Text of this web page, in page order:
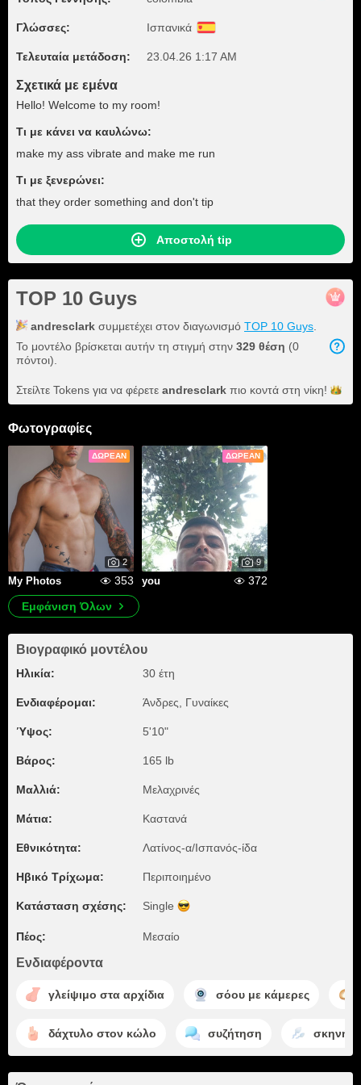
Γλώσσες: Ισπανικά
Τελευταία μετάδοση: 23.04.26 1:17 AM
Σχετικά με εμένα
Hello! Welcome to my room!
Τι με κάνει να καυλώνω:
make my ass vibrate and make me run
Τι με ξενερώνει:
that they order something and don't tip
Αποστολή tip
TOP 10 Guys
andresclark συμμετέχει στον διαγωνισμό TOP 10 Guys
Το μοντέλο βρίσκεται αυτήν τη στιγμή στην 329 θέση (0
πόντοι).
Στείλτε Tokens για να φέρετε andresclark πιο κοντά στη νίκη!
Φωτογραφίες
ΔΩΡΕΆΝ
2
My Photos 353
ΔΩΡΕΆΝ
9
you
372
Εμφάνιση Όλων
Βιογραφικό μοντέλου
Ηλικία: 30 έτη
Ενδιαφέρομαι: Άνδρες, Γυναίκες
Ύψος: 5'10"
Βάρος: 165 lb
Μαλλιά: Μελαχρινές
Μάτια: Καστανά
Εθνικότητα: Λατίνος-α/Ισπανός-ίδα
Ηβικό Τρίχωμα: Περιποιημένο
Κατάσταση σχέσης: Single
Πέος: Μεσαίο
Ενδιαφέροντα
γλείψιμο στα αρχίδια σόου με κάμερες
δάχτυλο στον κώλο συζήτηση σκηνή